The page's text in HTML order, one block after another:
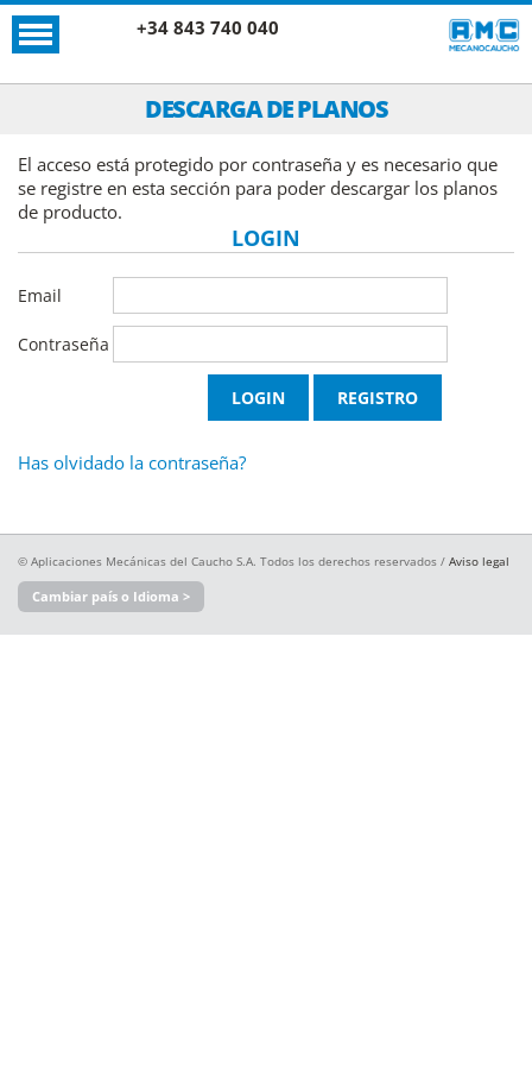
+34 843 740 040
DESCARGA DE PLANOS
El acceso está protegido por contraseña y es necesario que
se registre en esta sección para poder descargar los planos
de producto.
LOGIN
Email
Contraseña
Has olvidado la contraseña?
© Aplicaciones Mecánicas del Caucho S.A. Todos los derechos reservados / Aviso legal
Cambiar país o Idioma >